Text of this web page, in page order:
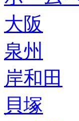
大阪
泉州
岸和田
貝塚